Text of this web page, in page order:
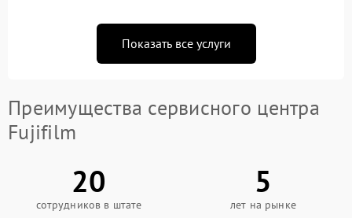
Показать все услуги
Преимущества сервисного центра
Fujifilm
20
сотрудников в штате
5
лет на рынке